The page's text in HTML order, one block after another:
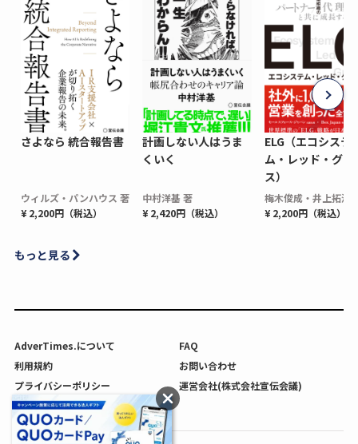
さよなら 統合報告書
ウィルズ・パンハウス 著
¥ 2,200円（税込）
計画しない人はうま
くいく
中村洋基 著
¥ 2,420円（税込）
ELG（エコシステ
ム・レッド・グロ
ス）
梅木俊成・井上拓海
¥ 2,200円（税込）
もっと見る
AdverTimes.について
FAQ
利用規約
お問い合わせ
プライバシーポリシー
運営会社(株式会社宣伝会議)
利用者情報の外部送信について